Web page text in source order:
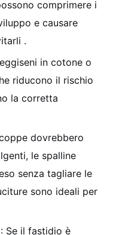
comprimere i
e causare
.
in cotone o
riducono il rischio
la corretta
dovrebbero
le spalline
senza tagliare le
sono ideali per
: Se il fastidio è